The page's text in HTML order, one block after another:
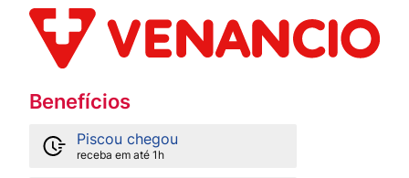
Benefícios
Piscou chegou
receba em até 1h